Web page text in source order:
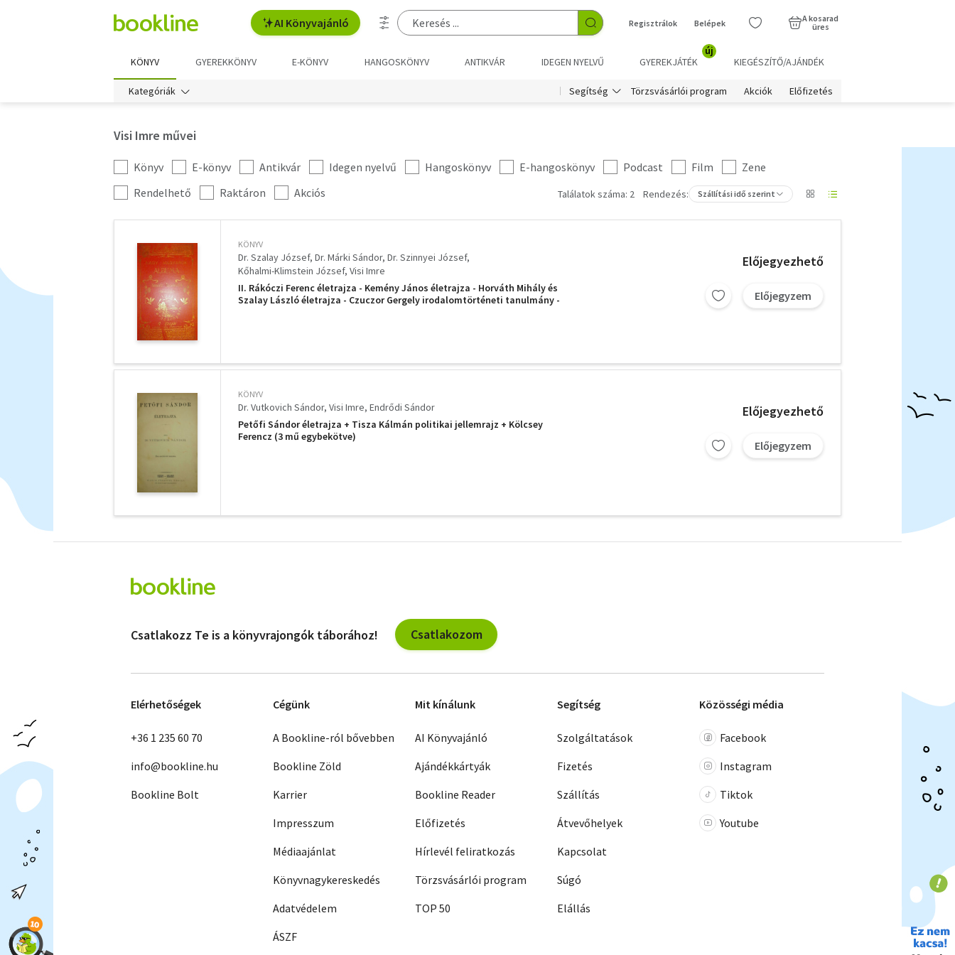
AI Könyvajánló Regisztrálok Belépek
A kosarad
üres
KÖNYV GYEREKKÖNYV E-KÖNYV HANGOSKÖNYV ANTIKVÁR IDEGEN NYELVŰ GYEREKJÁTÉK
új
KIEGÉSZÍTŐ/AJÁNDÉK
Kategóriák Segítség Törzsvásárlói program Akciók Előfizetés
Visi Imre művei
Kategória
szűrés
Könyv E-könyv Antikvár Idegen nyelvű Hangoskönyv E-hangoskönyv Podcast Film
Zene
További
szűrők
Rendelhető Raktáron Akciós Találatok száma: 2 Rendezés: Szállítási idő szerint
KÖNYV
Dr. Szalay József Dr. Márki Sándor Dr. Szinnyei József
Kőhalmi-Klimstein József Visi Imre
II. Rákóczi Ferenc életrajza - Kemény János életrajza - Horváth Mihály és
Szalay László életrajza - Czuczor Gergely irodalomtörténeti tanulmány -
Előjegyezhető
Előjegyzem
KÖNYV
Dr. Vutkovich Sándor Visi Imre Endrődi Sándor
Petőfi Sándor életrajza + Tisza Kálmán politikai jellemrajz + Kölcsey
Ferencz (3 mű egybekötve)
Előjegyezhető
Előjegyzem
szűrők
Csatlakozz Te is a könyvrajongók táborához! Csatlakozom
Elérhetőségek
+36 1 235 60 70
info@bookline.hu
Bookline Bolt
Cégünk
A Bookline-ról bővebben
Bookline Zöld
Karrier
Impresszum
Médiaajánlat
Könyvnagykereskedés
Adatvédelem
ÁSZF
Mit kínálunk
AI Könyvajánló
Ajándékkártyák
Bookline Reader
Előfizetés
Hírlevél feliratkozás
Törzsvásárlói program
TOP 50
Segítség
Szolgáltatások
Fizetés
Szállítás
Átvevőhelyek
Kapcsolat
Súgó
Elállás
Közösségi média
Facebook
Instagram
Tiktok
Youtube